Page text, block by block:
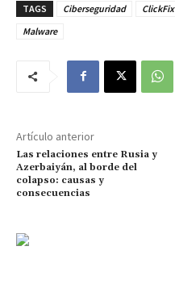
TAGS Ciberseguridad ClickFix
Malware
Artículo anterior
Las relaciones entre Rusia y
Azerbaiyán, al borde del
colapso: causas y
consecuencias